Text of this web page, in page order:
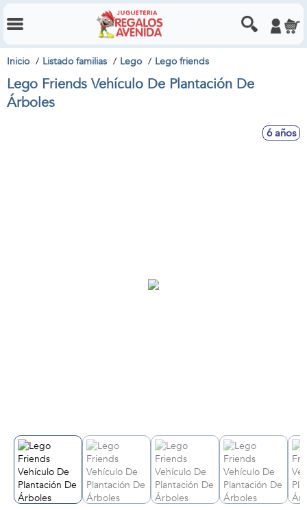
Inicio Listado familias Lego Lego friends
Lego Friends Vehículo De Plantación De
Árboles
6 años